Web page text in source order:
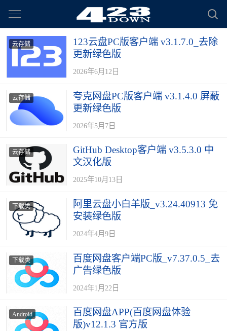
云存储
123云盘PC版客户端 v3.1.7.0_去除
更新绿色版
2026年6月12日
云存储
夸克网盘PC版客户端 v3.1.4.0 屏蔽
更新绿色版
2026年5月7日
云存储
GitHub Desktop客户端 v3.5.3.0 中
文汉化版
2025年10月13日
下载类
阿里云盘小白羊版_v3.24.40913 免
安装绿色版
2024年4月9日
下载类
百度网盘客户端PC版_v7.37.0.5_去
广告绿色版
2024年1月22日
Android
百度网盘APP(百度网盘体验
版)v12.1.3 官方版